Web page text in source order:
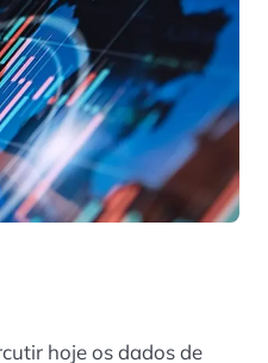
hoje os dados de